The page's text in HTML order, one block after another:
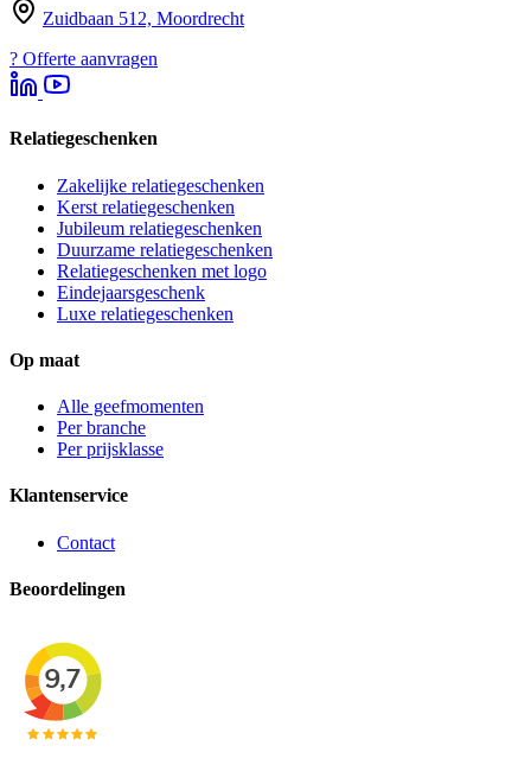
Zuidbaan 512, Moordrecht
? Offerte aanvragen
Relatiegeschenken
Zakelijke relatiegeschenken
Kerst relatiegeschenken
Jubileum relatiegeschenken
Duurzame relatiegeschenken
Relatiegeschenken met logo
Eindejaarsgeschenk
Luxe relatiegeschenken
Op maat
Alle geefmomenten
Per branche
Per prijsklasse
Klantenservice
Contact
Beoordelingen